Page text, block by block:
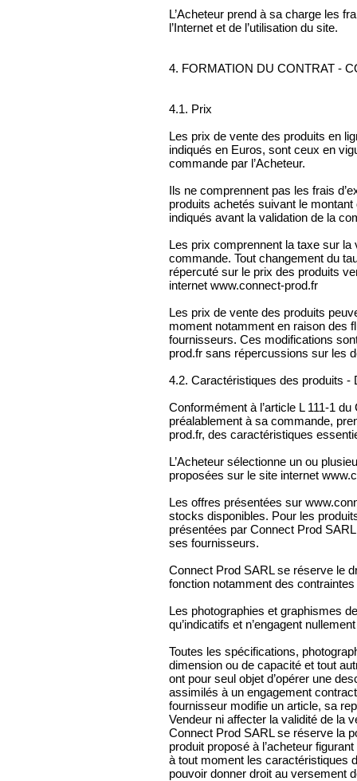
L’Acheteur prend à sa charge les
l’Internet et de l’utilisation du site.
4. FORMATION DU CONTRAT -
4.1. Prix
Les prix de vente des produits en
indiqués en Euros, sont ceux en
commande par l’Acheteur.
Ils ne comprennent pas les frais
produits achetés suivant le
indiqués avant la validation de la
Les prix comprennent la taxe sur la
commande. Tout changement du
répercuté sur le prix des produits
internet www.connect-prod.fr
Les prix de vente des produits
moment notamment en raison des
fournisseurs. Ces modifications
prod.fr sans répercussions sur les
4.2. Caractéristiques des produits -
Conformément à l’article L 111-1
préalablement à sa commande,
prod.fr, des caractéristiques
L’Acheteur sélectionne un ou
proposées sur le site internet
Les offres présentées sur
stocks disponibles. Pour les
présentées par Connect Prod
ses fournisseurs.
Connect Prod SARL se réserve le
fonction notamment des
Les photographies et graphismes
qu’indicatifs et n’engagent
Toutes les spécifications,
dimension ou de capacité et tout
ont pour seul objet d’opérer une
assimilés à un engagement
fournisseur modifie un article, sa
Vendeur ni affecter la validité de la
Connect Prod SARL se réserve la
produit proposé à l’acheteur
à tout moment les caractéristiques
pouvoir donner droit au versement